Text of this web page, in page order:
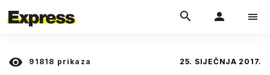
91818 prikaza 25. SIJEČNJA 2017.